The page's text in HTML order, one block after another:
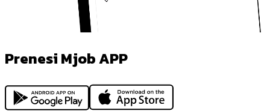
Prenesi Mjob APP